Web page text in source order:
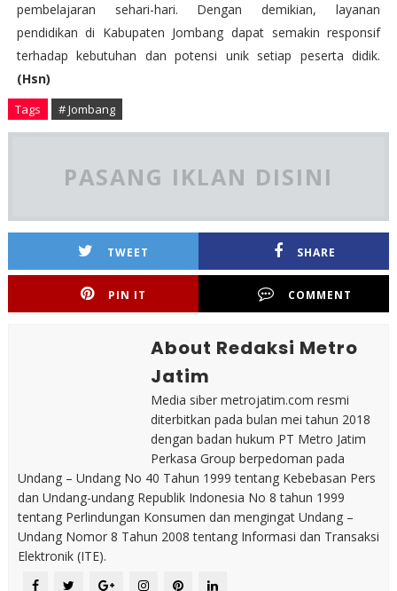
pembelajaran sehari-hari. Dengan demikian, layanan
pendidikan di Kabupaten Jombang dapat semakin responsif
terhadap kebutuhan dan potensi unik setiap peserta didik.
(Hsn)
Tags # Jombang
PASANG IKLAN DISINI
TWEET SHARE
PIN IT COMMENT
About Redaksi Metro
Jatim
Media siber metrojatim.com resmi
diterbitkan pada bulan mei tahun 2018
dengan badan hukum PT Metro Jatim
Perkasa Group berpedoman pada
Undang – Undang No 40 Tahun 1999 tentang Kebebasan Pers
dan Undang-undang Republik Indonesia No 8 tahun 1999
tentang Perlindungan Konsumen dan mengingat Undang –
Undang Nomor 8 Tahun 2008 tentang Informasi dan Transaksi
Elektronik (ITE).